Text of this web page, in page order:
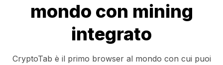
mondo con mining
integrato
CryptoTab è il primo browser al mondo con cui puoi